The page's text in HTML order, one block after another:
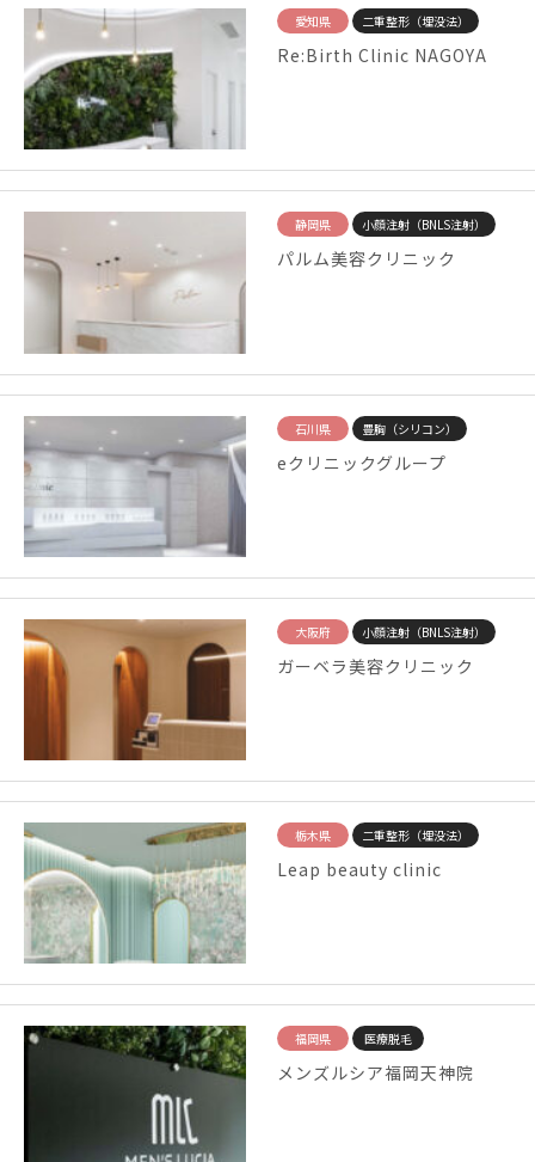
愛知県 二重整形（埋没法）
Re:Birth Clinic NAGOYA
静岡県 小顔注射（BNLS注射）
パルム美容クリニック
石川県 豊胸（シリコン）
eクリニックグループ
大阪府 小顔注射（BNLS注射）
ガーベラ美容クリニック
栃木県 二重整形（埋没法）
Leap beauty clinic
福岡県 医療脱毛
メンズルシア福岡天神院